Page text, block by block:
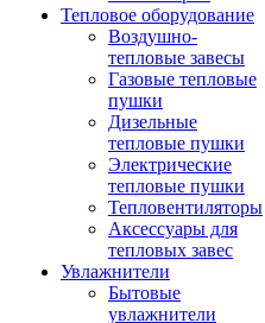
Тепловое оборудование
Воздушно-
тепловые завесы
Газовые тепловые
пушки
Дизельные
тепловые пушки
Электрические
тепловые пушки
Тепловентиляторы
Аксессуары для
тепловых завес
Увлажнители
Бытовые
увлажнители